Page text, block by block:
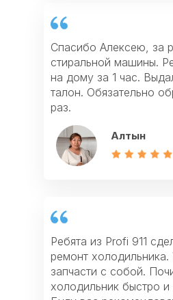
Спасибо Алексею, за
стиральной машины.
на дому за 1 час.
талон. Обязательно
раз.
Ребята из Profi 911
ремонт
запчасти с собой.
холодильник быстро и
Алтын
Отличная работа
сделал ремонт
духовки. Спасибо за
Рекомендую всем!
Спасибо за ремонт
ремонт газовой
ремонта дали мне
весь мусор. Очень
Фархат
Заказала ремонт
ожидала, что приедут
Мастер объяснил
все починил. Спасибо
Если у вас что-то
техники, то лучше
Profi911. У них есть все
работают качественно
Айзада